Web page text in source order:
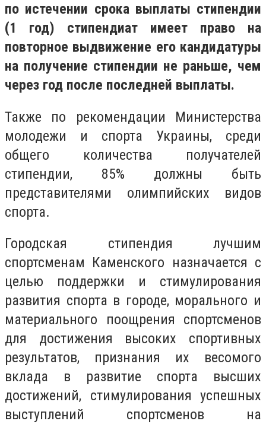
по истечении срока выплаты стипендии
(1 год) стипендиат имеет право на
повторное выдвижение его кандидатуры
на получение стипендии не раньше, чем
через год после последней выплаты.
Также по рекомендации Министерства
молодежи и спорта Украины, среди
общего количества получателей
стипендии, 85% должны быть
представителями олимпийских видов
спорта.
Городская стипендия лучшим
спортсменам Каменского назначается с
целью поддержки и стимулирования
развития спорта в городе, морального и
материального поощрения спортсменов
для достижения высоких спортивных
результатов, признания их весомого
вклада в развитие спорта высших
достижений, стимулирования успешных
выступлений спортсменов на